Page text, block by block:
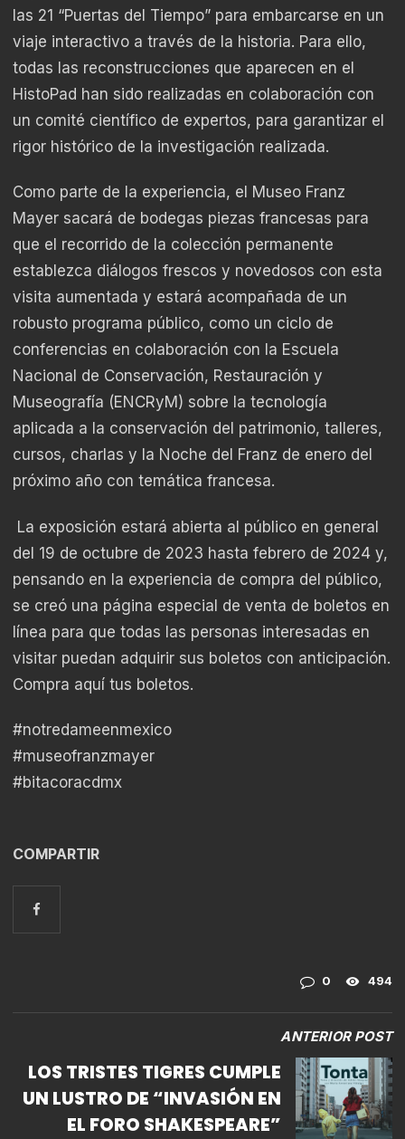
las 21 “Puertas del Tiempo” para embarcarse en un
viaje interactivo a través de la historia. Para ello,
todas las reconstrucciones que aparecen en el
HistoPad han sido realizadas en colaboración con
un comité científico de expertos, para garantizar el
rigor histórico de la investigación realizada.
Como parte de la experiencia, el Museo Franz
Mayer sacará de bodegas piezas francesas para
que el recorrido de la colección permanente
establezca diálogos frescos y novedosos con esta
visita aumentada y estará acompañada de un
robusto programa público, como un ciclo de
conferencias en colaboración con la Escuela
Nacional de Conservación, Restauración y
Museografía (ENCRyM) sobre la tecnología
aplicada a la conservación del patrimonio, talleres,
cursos, charlas y la Noche del Franz de enero del
próximo año con temática francesa.
La exposición estará abierta al público en general
del 19 de octubre de 2023 hasta febrero de 2024 y,
pensando en la experiencia de compra del público,
se creó una página especial de venta de boletos en
línea para que todas las personas interesadas en
visitar puedan adquirir sus boletos con anticipación.
Compra aquí tus boletos.
#notredameenmexico
#museofranzmayer
#bitacoracdmx
COMPARTIR
0 494
ANTERIOR POST
LOS TRISTES TIGRES CUMPLE
UN LUSTRO DE “INVASIÓN EN
EL FORO SHAKESPEARE”